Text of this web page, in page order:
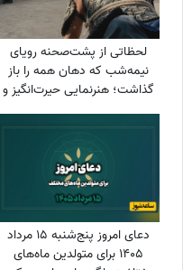
لحظاتی از پشت‌صحنه رویای
نیمه‌شب که دهان همه را باز
گذاشت؛ هنرنمایی حیرت‌انگیز و
جانانه روزبه حصاری بدون
بدلکار!+ویدیو
دعای امروز پنج‌شنبه 15 مرداد
1405 برای متولدین ماه‌های